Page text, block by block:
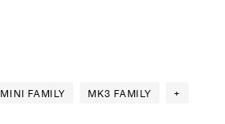
MINI FAMILY MK3 FAMILY +